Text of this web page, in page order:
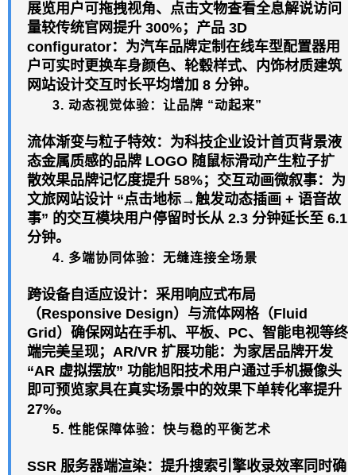
展览用户可拖拽视角、点击文物查看全息解说访问
量较传统官网提升 300%；产品 3D
configurator：为汽车品牌定制在线车型配置器用
户可实时更换车身颜色、轮毂样式、内饰材质建筑
网站设计交互时长平均增加 8 分钟。
3. 动态视觉体验：让品牌 “动起来”
流体渐变与粒子特效：为科技企业设计首页背景液
态金属质感的品牌 LOGO 随鼠标滑动产生粒子扩
散效果品牌记忆度提升 58%；交互动画微叙事：为
文旅网站设计 “点击地标→触发动态插画 + 语音故
事” 的交互模块用户停留时长从 2.3 分钟延长至 6.1
分钟。
4. 多端协同体验：无缝连接全场景
跨设备自适应设计：采用响应式布局
（Responsive Design）与流体网格（Fluid
Grid）确保网站在手机、平板、PC、智能电视等终
端完美呈现；AR/VR 扩展功能：为家居品牌开发
“AR 虚拟摆放” 功能旭阳技术用户通过手机摄像头
即可预览家具在真实场景中的效果下单转化率提升
27%。
5. 性能保障体验：快与稳的平衡艺术
SSR 服务器端渲染：提升搜索引擎收录效率同时确